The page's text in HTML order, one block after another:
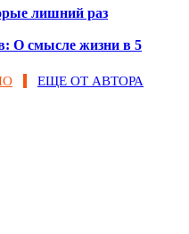
лишний раз
О смысле жизни в 5
ЕЩЕ ОТ АВТОРА